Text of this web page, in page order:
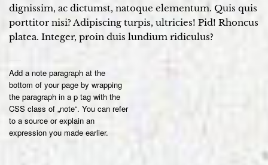
dignissim, ac dictumst, natoque elementum. Quis quis
porttitor nisi? Adipiscing turpis, ultricies! Pid! Rhoncus
platea. Integer, proin duis lundium ridiculus?
Add a note paragraph at the
bottom of your page by wrapping
the paragraph in a p tag with the
CSS class of „note“. You can refer
to a source or explain an
expression you made earlier.